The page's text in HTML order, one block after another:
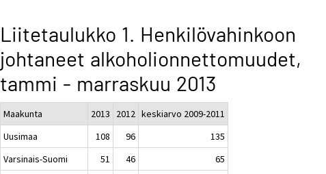
Liitetaulukko 1. Henkilövahinkoon
johtaneet alkoholionnettomuudet,
tammi - marraskuu 2013
Maakunta 2013 2012 keskiarvo 2009-2011
Uusimaa
108 96
135
Varsinais-Suomi
51 46
65